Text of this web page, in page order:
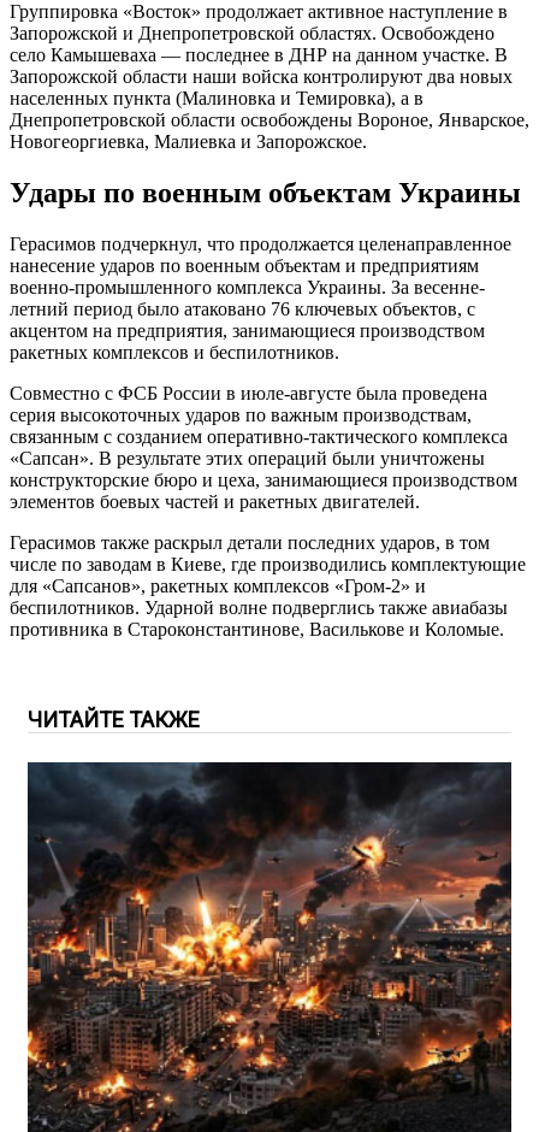
Группировка «Восток» продолжает активное наступление в
Запорожской и Днепропетровской областях. Освобождено
село Камышеваха — последнее в ДНР на данном участке. В
Запорожской области наши войска контролируют два новых
населенных пункта (Малиновка и Темировка), а в
Днепропетровской области освобождены Вороное, Январское,
Новогеоргиевка, Малиевка и Запорожское.
Удары по военным объектам Украины
Герасимов подчеркнул, что продолжается целенаправленное
нанесение ударов по военным объектам и предприятиям
военно-промышленного комплекса Украины. За весенне-
летний период было атаковано 76 ключевых объектов, с
акцентом на предприятия, занимающиеся производством
ракетных комплексов и беспилотников.
Совместно с ФСБ России в июле-августе была проведена
серия высокоточных ударов по важным производствам,
связанным с созданием оперативно-тактического комплекса
«Сапсан». В результате этих операций были уничтожены
конструкторские бюро и цеха, занимающиеся производством
элементов боевых частей и ракетных двигателей.
Герасимов также раскрыл детали последних ударов, в том
числе по заводам в Киеве, где производились комплектующие
для «Сапсанов», ракетных комплексов «Гром-2» и
беспилотников. Ударной волне подверглись также авиабазы
противника в Староконстантинове, Василькове и Коломые.
ЧИТАЙТЕ ТАКЖЕ